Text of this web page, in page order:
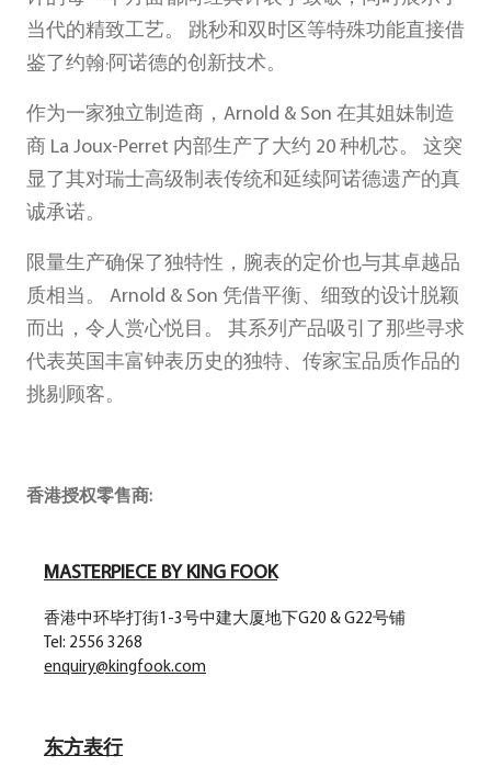
当代的精致工艺。 跳秒和双时区等特殊功能直接借
鉴了约翰·阿诺德的创新技术。
作为一家独立制造商，Arnold & Son 在其姐妹制造
商 La Joux-Perret 内部生产了大约 20 种机芯。 这突
显了其对瑞士高级制表传统和延续阿诺德遗产的真
诚承诺。
限量生产确保了独特性，腕表的定价也与其卓越品
质相当。 Arnold & Son 凭借平衡、细致的设计脱颖
而出，令人赏心悦目。 其系列产品吸引了那些寻求
代表英国丰富钟表历史的独特、传家宝品质作品的
挑剔顾客。
香港授权零售商:
MASTERPIECE BY KING FOOK
香港中环毕打街1-3号中建大厦地下G20 & G22号铺
Tel: 2556 3268
enquiry@kingfook.com
东方表行